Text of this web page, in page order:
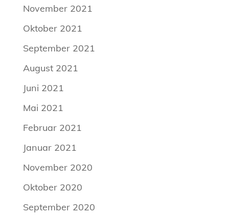
November 2021
Oktober 2021
September 2021
August 2021
Juni 2021
Mai 2021
Februar 2021
Januar 2021
November 2020
Oktober 2020
September 2020